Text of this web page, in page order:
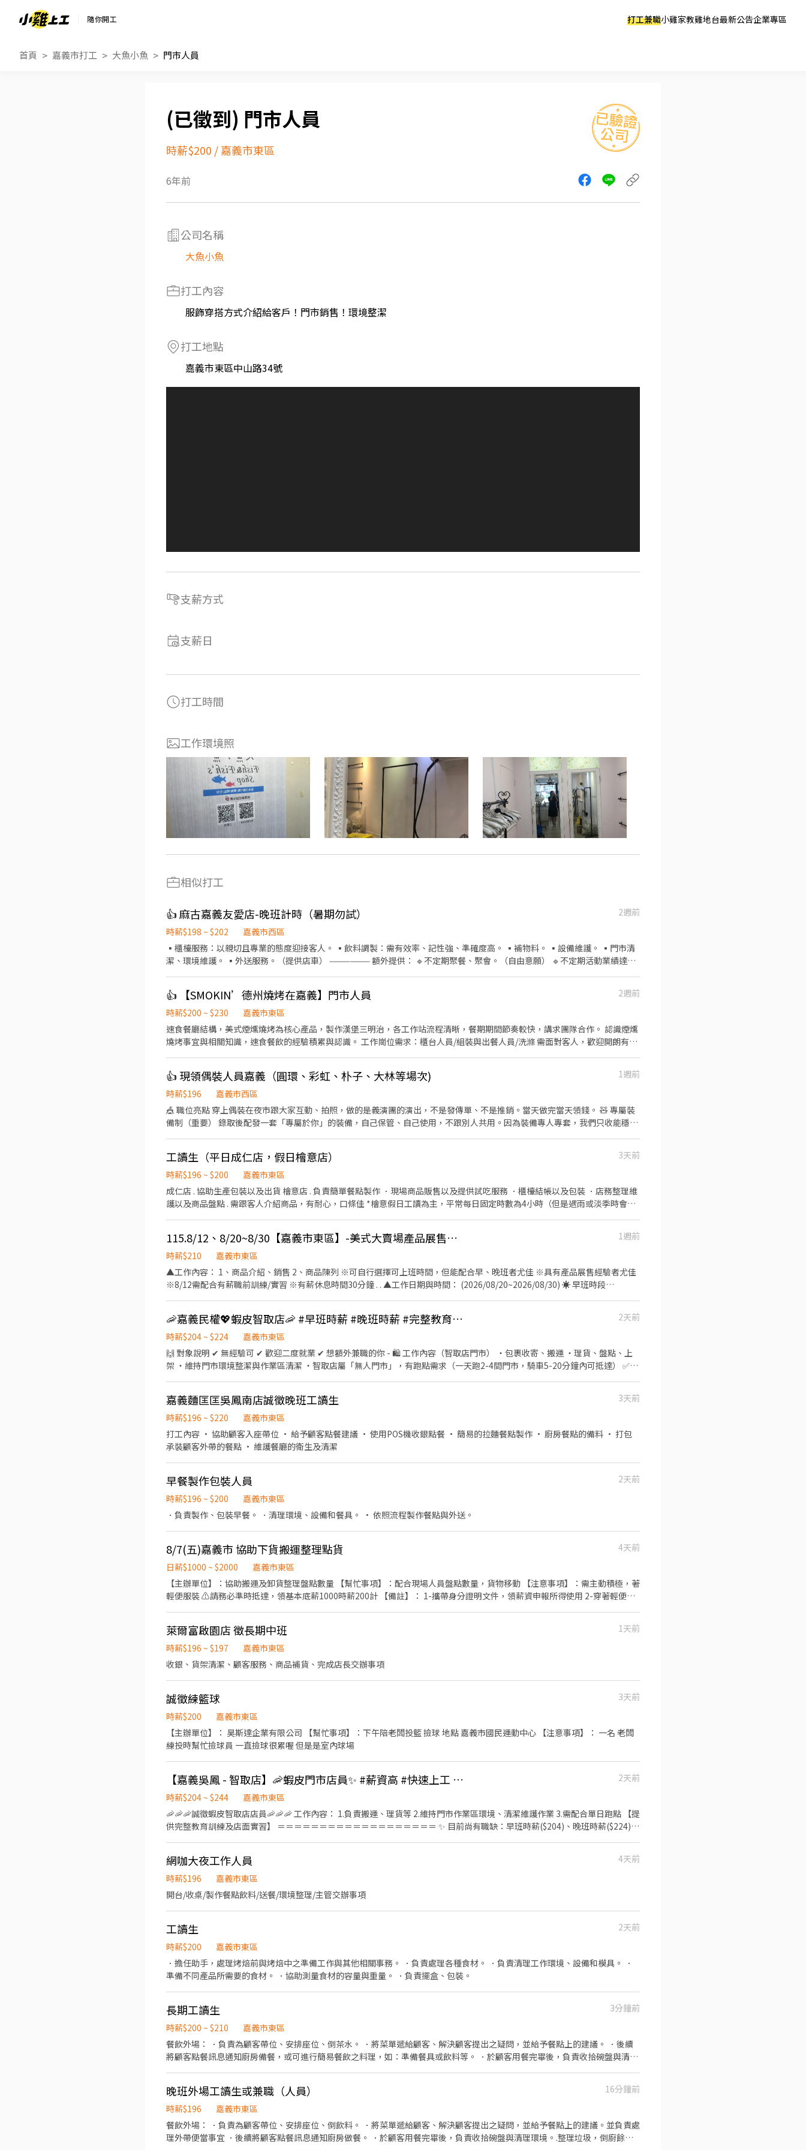
隨你開工 打工兼職小雞家教雞地台最新公告企業專區
首頁 嘉義市打工 大魚小魚 門市人員
門市人員
時薪$200 /嘉義市東區
6年前
公司名稱
大魚小魚
打工內容
服飾穿搭方式介紹給客戶！門市銷售！環境整潔
打工地點
嘉義市東區中山路34號
支薪方式
支薪日
打工時間
工作環境照
相似打工
👍 麻古嘉義友愛店-晚班計時（暑期勿試）
2週前
時薪$198 ~ $202
嘉義市西區
▪️櫃檯服務：以親切且專業的態度迎接客人。 ▪️飲料調製：需有效率、記性強、準確度高。 ▪️補物料。 ▪️設備維護。 ▪️門市清
潔、環境維護。 ▪️外送服務。（提供店車） —————— 額外提供： 🔹不定期聚餐、聚會。（自由意願） 🔹不定期活動業績達標
👍 【SMOKIN’德州燒烤在嘉義】門市人員
2週前
時薪$200 ~ $230
嘉義市東區
速食餐廳結構，美式煙燻燒烤為核心產品，製作漢堡三明治，各工作站流程清晰，餐期期間節奏較快，講求團隊合作。 認識煙燻
燒烤事宜與相關知識，速食餐飲的經驗積累與認識。 工作崗位需求：櫃台人員/組裝與出餐人員/洗滌 需面對客人，歡迎開朗有活
👍 現領偶裝人員嘉義（圓環、彩虹、朴子、大林等場次)
1週前
時薪$196
嘉義市西區
🎪 職位亮點 穿上偶裝在夜市跟大家互動、拍照，做的是義演團的演出，不是發傳單、不是推銷。當天做完當天領錢。 🧸 專屬裝
備制（重要） 錄取後配發一套「專屬於你」的裝備，自己保管、自己使用，不跟別人共用。因為裝備專人專套，我們只收能穩定
次 ・週一：大林 ・週二：彩虹夜市、湖美夜市 ・週三：彌陀、同仁夜市 ・週四：彩虹夜市 ・週五：圓環 ・週六：朴子、同仁夜
市、圓環、湖美夜市 ・週日：圓環 天天有場，任你挑三天以上；鄰近的雲林場次也可跨區報班。 💰 薪資單純 嘉義全區同一費
率，時薪最高 $196，不分場地、不分遠近，沒有底薪抽成那些複雜算法。當天做完當天結，24小時內匯款或現場付現。 🌱 新手
友善機制 完全沒經驗可以來。第一次先做 1~2 小時試作，教你怎麼穿、怎麼動、怎麼跟客人互動，試作一樣算錢。覺得不適合，
做完那次就好，不勉強、不綁約。 😄 適合對象 ・學生、二度就業、想賺外快的上班族都歡迎 ・不需要口才好，會揮手、會鞠
躬、會互動就夠 ・有機車等交通工具、能載運裝備、能獨自上工 ・能穩定一週上三天以上、願意自己保管專屬裝備 📍 面試資訊
面試安排在嘉義場次現場（依上方場次表擇一），談完直接看到現場長怎樣，當天就能決定要不要試作。 👉 應徵後我們會在 24
小時內主動聯絡您，先聊 5 分鐘確認狀況再約面試。
工讀生（平日成仁店，假日檜意店）
3天前
時薪$196 ~ $200
嘉義市東區
成仁店 . 協助生產包裝以及出貨 檜意店 . 負責簡單餐點製作 ．現場商品販售以及提供試吃服務 ．櫃檯結帳以及包裝 ．店務整理維
護以及商品盤點 . 需跟客人介紹商品，有耐心，口條佳 *檜意假日工讀為主，平常每日固定時數為4小時（但是遇雨或淡季時會彈
115.8/12、8/20~8/30【嘉義市東區】-美式大賣場產品展售工讀生
1週前
時薪$210
嘉義市東區
▲工作內容： 1、商品介紹、銷售 2、商品陳列 ※可自行選擇可上班時間，但能配合早、晚班者尤佳 ※具有產品展售經驗者尤佳
※8/12需配合有薪職前訓練/實習 ※有薪休息時間30分鐘 . . ▲工作日期與時間： (2026/08/20~2026/08/30) ☀️ 早班時段
子)，勿穿著牛仔褲 . 【報名方式】請加入芮可官方賴↓ 或 搜尋賴：『@recjob』後 加入後並訊息回覆以下內容報名： 1. 場次：
115.8/12、8/20~8/30【嘉義市東區】-美式大賣場產品展售工讀生 2. 全名： 3. 出生年月日(西元年)： 4. 手機： 5. 請簡述有哪些
產品展售經驗： 6. 是否能配合8/12職前訓練： 7. 展售期間是否有無法配合的日期：(全程可配合 or 無法配合的日期___) 8. 可配
合的班別：(早班/晚班) 9. 是否接受上述工作內容、期間、薪資、服裝規定..等內容(是/否)
🦐嘉義民權💖蝦皮智取店🦐 #早班時薪 #晚班時薪 #完整教育訓練
2天前
時薪$204 ~ $224
嘉義市東區
🙌 對象說明 ✔ 無經驗可 ✔ 歡迎二度就業 ✔ 想額外兼職的你 - 🛍 工作內容（智取店門市） ・包裹收寄、搬運 ・理貨、盤點、上
架 ・維持門市環境整潔與作業區清潔 ・智取店屬「無人門市」，有跑點需求（一天跑2-4間門市，騎車5-20分鐘內可抵達） ✅提
班：$224／時 (含交通津貼） - 📅 發薪日：隔月 15 號 💳 僅限薪轉本人帳戶（無現領） - 📚 培訓制度 ・完整線上／實體教育訓練
・實體門市實習與考核 👉 訓練與實習期間皆有計薪 - 立即應徵:加賴@759vflwo 電話:02-6636-2428#306
嘉義麵匡匡吳鳳南店誠徵晚班工讀生
3天前
時薪$196 ~ $220
嘉義市東區
打工內容 • 協助顧客入座帶位 • 給予顧客點餐建議 • 使用POS機收銀點餐 • 簡易的拉麵餐點製作 • 廚房餐點的備料 • 打包
承裝顧客外帶的餐點 • 維護餐廳的衛生及清潔
早餐製作包裝人員
2天前
時薪$196 ~ $200
嘉義市東區
．負責製作、包裝早餐。 ．清理環境、設備和餐具。 · 依照流程製作餐點與外送。
8/7(五)嘉義市 協助下貨搬運整理點貨
4天前
日薪$1000 ~ $2000
嘉義市東區
【主辦單位】：協助搬運及卸貨整理盤點數量 【幫忙事項】：配合現場人員盤點數量，貨物移動 【注意事項】：需主動積極，著
輕便服裝 ⚠️請務必準時抵達，領基本底薪1000時薪200計 【備註】： 1-攜帶身分證明文件，領薪資申報所得使用 2-穿著輕便服
萊爾富啟園店 徵長期中班
1天前
時薪$196 ~ $197
嘉義市東區
收銀、貨架清潔、顧客服務、商品補貨、完成店長交辦事項
誠徵練籃球
3天前
時薪$200
嘉義市東區
【主辦單位】： 昊斯達企業有限公司 【幫忙事項】：下午陪老闆投籃 撿球 地點 嘉義市國民運動中心 【注意事項】： 一名 老闆
練投時幫忙撿球員 一直撿球很累喔 但是是室內球場
【嘉義吳鳳 - 智取店】🦐蝦皮門市店員✨ #薪資高 #快速上工 #完整職訓
2天前
時薪$204 ~ $244
嘉義市東區
🦐🦐🦐誠徵蝦皮智取店店員🦐🦐🦐 工作內容： 1.負責搬運、理貨等 2.維持門市作業區環境、清潔維護作業 3.需配合單日跑點 【提
供完整教育訓練及店面實習】 ＝＝＝＝＝＝＝＝＝＝＝＝＝＝＝＝＝＝＝ ✨ 目前尚有職缺：早班時薪($204)、晚班時薪($224)、
網咖大夜工作人員
4天前
時薪$196
嘉義市東區
開台/收桌/製作餐點飲料/送餐/環境整理/主管交辦事項
工讀生
2天前
時薪$200
嘉義市東區
．擔任助手，處理烤焙前與烤焙中之準備工作與其他相關事務。 ．負責處理各種食材。 ．負責清理工作環境、設備和模具。 ．
準備不同產品所需要的食材。 ．協助測量食材的容量與重量。 ．負責擺盒、包裝。
長期工讀生
3分鐘前
時薪$200 ~ $210
嘉義市東區
餐飲外場： ．負責為顧客帶位、安排座位、倒茶水。 ．將菜單遞給顧客、解決顧客提出之疑問，並給予餐點上的建議。 ．後續
將顧客點餐訊息通知廚房備餐，或可進行簡易餐飲之料理，如：準備餐具或飲料等。 ．於顧客用餐完畢後，負責收拾碗盤與清理
晚班外場工讀生或兼職（人員）
16分鐘前
時薪$196
嘉義市東區
餐飲外場： ．負責為顧客帶位、安排座位、倒飲料。 ．將菜單遞給顧客、解決顧客提出之疑問，並給予餐點上的建議。並負責處
理外帶便當事宜 ．後續將顧客點餐訊息通知廚房做餐。 ．於顧客用餐完畢後，負責收拾碗盤與清理環境。.整理垃圾，倒廚餘，